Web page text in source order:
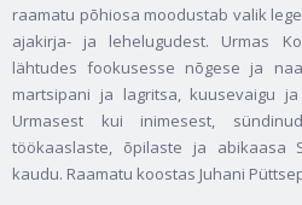
raamatu põhiosa moodustab valik
ajakirja- ja lehelugudest. Urmas
lähtudes fookusesse nõgese ja
martsipani ja lagritsa, kuusevaigu
Urmasest kui inimesest,
töökaaslaste, õpilaste ja abikaasa
kaudu. Raamatu koostas Juhani